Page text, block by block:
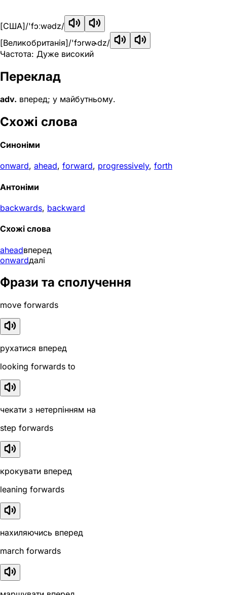
[США]/'fɔːwədz/
[Великобританія]/'fɔrwɚdz/
Частота: Дуже високий
Переклад
adv. вперед; у майбутньому.
Схожі слова
Синоніми
onward, ahead, forward, progressively, forth
Антоніми
backwards, backward
Схожі слова
aheadвперед
onwardдалі
Фрази та сполучення
move forwards
рухатися вперед
looking forwards to
чекати з нетерпінням на
step forwards
крокувати вперед
leaning forwards
нахиляючись вперед
march forwards